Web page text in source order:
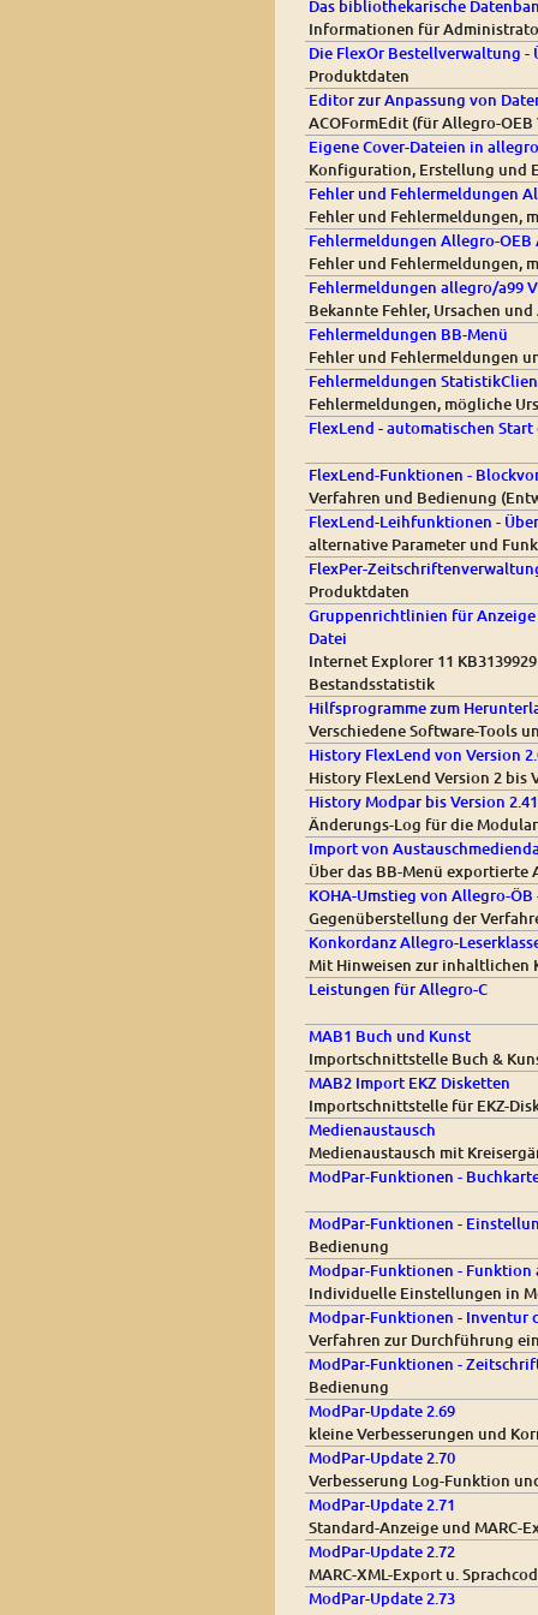
Das bibliothekarische
Informationen für
Die FlexOr Bestellverwaltung -
Produktdaten
Editor zur Anpassung von
ACOFormEdit (für Allegro-OEB
Eigene Cover-Dateien in
Konfiguration, Erstellung und
Fehler und Fehlermeldungen
Fehler und Fehlermeldungen,
Fehlermeldungen Allegro-
Fehler und Fehlermeldungen,
Fehlermeldungen allegro/a99
Bekannte Fehler, Ursachen
Fehlermeldungen BB-Menü
Fehler und Fehlermeldungen
Fehlermeldungen
Fehlermeldungen, mögliche
FlexLend - automatischen
FlexLend-Funktionen -
Verfahren und Bedienung
FlexLend-Leihfunktionen -
alternative Parameter und
FlexPer-
Produktdaten
Gruppenrichtlinien für
Datei
Internet Explorer 11
Bestandsstatistik
Hilfsprogramme zum
Verschiedene Software-Tools
History FlexLend von Version
History FlexLend Version 2 bis
History Modpar bis Version 2.41
Änderungs-Log für die
Import von
Über das BB-Menü
KOHA-Umstieg von Allegro-
Gegenüberstellung der
Konkordanz Allegro-
Mit Hinweisen zur inhaltlichen
Leistungen für Allegro-C
MAB1 Buch und Kunst
Importschnittstelle Buch &
MAB2 Import EKZ Disketten
Importschnittstelle für EKZ-
Medienaustausch
Medienaustausch mit
ModPar-Funktionen -
ModPar-Funktionen -
Bedienung
Modpar-Funktionen -
Individuelle Einstellungen in
Modpar-Funktionen - Inventur
Verfahren zur Durchführung
ModPar-Funktionen -
Bedienung
ModPar-Update 2.69
kleine Verbesserungen und
ModPar-Update 2.70
Verbesserung Log-Funktion
ModPar-Update 2.71
Standard-Anzeige und MARC-
ModPar-Update 2.72
MARC-XML-Export u.
ModPar-Update 2.73